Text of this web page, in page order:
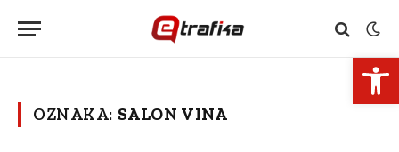
OZNAKA: SALON VINA